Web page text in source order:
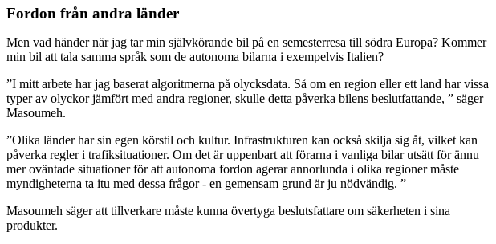
Fordon från andra länder
Men vad händer när jag tar min självkörande bil på en semesterresa till södra Europa? Kommer
min bil att tala samma språk som de autonoma bilarna i exempelvis Italien?
”I mitt arbete har jag baserat algoritmerna på olycksdata. Så om en region eller ett land har vissa
typer av olyckor jämfört med andra regioner, skulle detta påverka bilens beslutfattande, ” säger
Masoumeh.
”Olika länder har sin egen körstil och kultur. Infrastrukturen kan också skilja sig åt, vilket kan
påverka regler i trafiksituationer. Om det är uppenbart att förarna i vanliga bilar utsätt för ännu
mer oväntade situationer för att autonoma fordon agerar annorlunda i olika regioner måste
myndigheterna ta itu med dessa frågor - en gemensam grund är ju nödvändig. ”
Masoumeh säger att tillverkare måste kunna övertyga beslutsfattare om säkerheten i sina
produkter.